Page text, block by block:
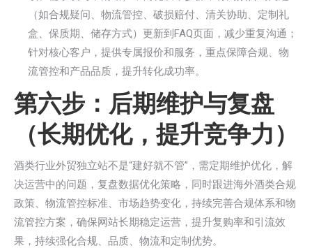
（如合规疑问、物流管控、破损赔付、清关协助、定制礼
盒、保质期、储存方式）更新到FAQ页面，减少重复沟通；
针对核心客户，提供专属报价和服务，重点保障合规、物
流管控和产品品质，提升转化成功率。
第六步：后期维护与复盘
（长期优化，提升竞争力）
酒类行业外贸独立站不是“建好就不管”，需定期维护优化，解
决运营中的问题，复盘数据优化策略，同时跟进海外酒类合规
政策、物流管控标准、市场趋势变化，持续完善合规体系和物
流管控方案，确保网站长期稳定运营，提升复购率和引流效
果，持续强化合规、品质、物流和定制优势。